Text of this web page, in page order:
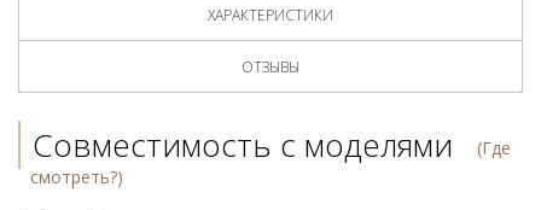
ХАРАКТЕРИСТИКИ
ОТЗЫВЫ
Совместимость с моделями
(Где
смотреть?)